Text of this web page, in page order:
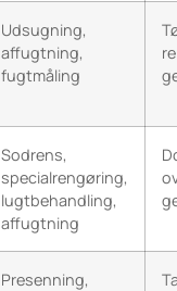
Udsugning,
affugtning,
fugtmåling
Sodrens,
specialrengøring,
lugtbehandling,
affugtning
Presenning,